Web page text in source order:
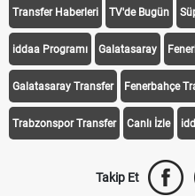
Transfer Haberleri TV'de Bugün
iddaa Programı Galatasaray
Galatasaray Transfer Fenerbahçe
Trabzonspor Transfer Canlı İzle
Takip Et